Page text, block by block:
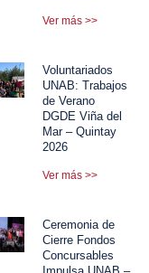
Ver más >>
Voluntariados
UNAB: Trabajos
de Verano
DGDE Viña del
Mar – Quintay
2026
Ver más >>
Ceremonia de
Cierre Fondos
Concursables